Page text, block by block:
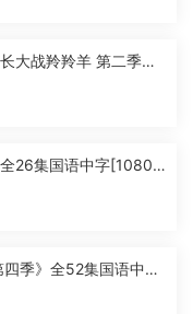
大战羚羚羊 第二季》
26集国语中字[1080
季》全52集国语中字